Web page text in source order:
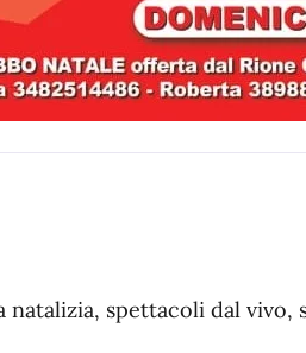
natalizia, spettacoli dal vivo,